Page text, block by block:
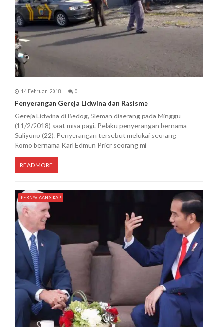
14 Februari 2018 0
Penyerangan Gereja Lidwina dan Rasisme
Gereja Lidwina di Bedog, Sleman diserang pada Minggu
(11/2/2018) saat misa pagi. Pelaku penyerangan bernama
Suliyono (22). Penyerangan tersebut melukai seorang
Romo bernama Karl Edmun Prier seorang mi
READ MORE
PERNYATAAN SIKAP